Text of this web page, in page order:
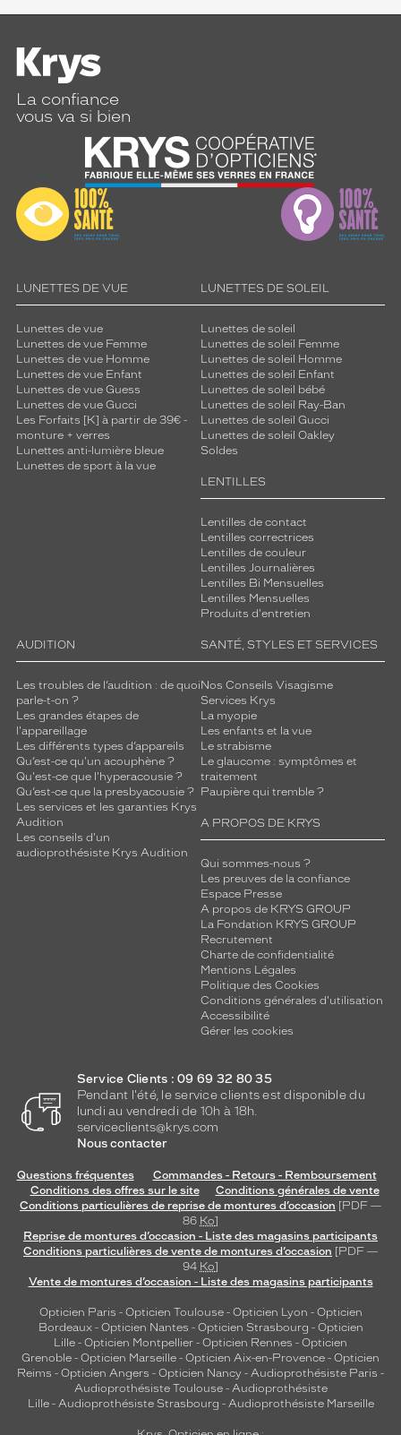
La confiance
vous va si bien
LUNETTES DE VUE
Lunettes de vue
Lunettes de vue Femme
Lunettes de vue Homme
Lunettes de vue Enfant
Lunettes de vue Guess
Lunettes de vue Gucci
Les Forfaits [K] à partir de 39€ -
monture + verres
Lunettes anti-lumière bleue
Lunettes de sport à la vue
LUNETTES DE SOLEIL
Lunettes de soleil
Lunettes de soleil Femme
Lunettes de soleil Homme
Lunettes de soleil Enfant
Lunettes de soleil bébé
Lunettes de soleil Ray-Ban
Lunettes de soleil Gucci
Lunettes de soleil Oakley
Soldes
LENTILLES
Lentilles de contact
Lentilles correctrices
Lentilles de couleur
Lentilles Journalières
Lentilles Bi Mensuelles
Lentilles Mensuelles
Produits d'entretien
AUDITION
Les troubles de l’audition : de quoi
parle-t-on ?
Les grandes étapes de
l'appareillage
Les différents types d’appareils
Qu’est-ce qu'un acouphène ?
Qu'est-ce que l'hyperacousie ?
Qu’est-ce que la presbyacousie ?
Les services et les garanties Krys
Audition
Les conseils d'un
audioprothésiste Krys Audition
SANTÉ, STYLES ET SERVICES
Nos Conseils Visagisme
Services Krys
La myopie
Les enfants et la vue
Le strabisme
Le glaucome : symptômes et
traitement
Paupière qui tremble ?
A PROPOS DE KRYS
Qui sommes-nous ?
Les preuves de la confiance
Espace Presse
A propos de KRYS GROUP
La Fondation KRYS GROUP
Recrutement
Charte de confidentialité
Mentions Légales
Politique des Cookies
Conditions générales d'utilisation
Accessibilité
Gérer les cookies
Service Clients : 09 69 32 80 35
Pendant l'été, le service clients est disponible du
lundi au vendredi de 10h à 18h.
serviceclients@krys.com
Nous contacter
Questions fréquentes
Commandes - Retours - Remboursement
Conditions des offres sur le site
Conditions générales de vente
Conditions particulières de reprise de montures d’occasion [PDF —
86 Ko]
Reprise de montures d’occasion - Liste des magasins participants
Conditions particulières de vente de montures d’occasion [PDF —
94 Ko]
Vente de montures d’occasion - Liste des magasins participants
Opticien Paris - Opticien Toulouse- Opticien Lyon - Opticien
Bordeaux- Opticien Nantes - Opticien Strasbourg - Opticien
Lille - Opticien Montpellier - Opticien Rennes - Opticien
Grenoble - Opticien Marseille - Opticien Aix-en-Provence - Opticien
Reims - Opticien Angers - Opticien Nancy - Audioprothésiste Paris -
Audioprothésiste Toulouse- Audioprothésiste
Lille- Audioprothésiste Strasbourg - Audioprothésiste Marseille